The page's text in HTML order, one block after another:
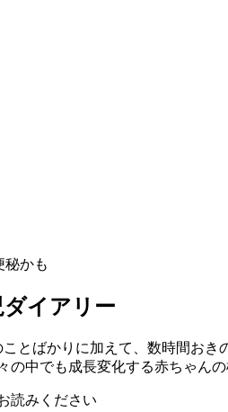
かも
イアリー
とばかりに加えて、数時間お
の中でも成長変化する赤ちゃん
読みください